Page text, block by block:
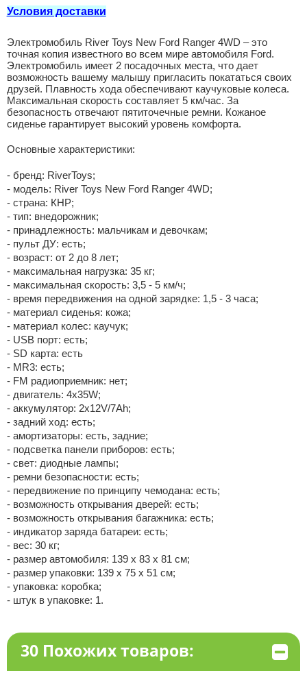
Условия доставки
Электромобиль River Toys New Ford Ranger 4WD – это
точная копия известного во всем мире автомобиля Ford.
Электромобиль имеет 2 посадочных места, что дает
возможность вашему малышу пригласить покататься своих
друзей. Плавность хода обеспечивают каучуковые колеса.
Максимальная скорость составляет 5 км/час. За
безопасность отвечают пятиточечные ремни. Кожаное
сиденье гарантирует высокий уровень комфорта.
Основные характеристики:
- бренд: RiverToys;
- модель: River Toys New Ford Ranger 4WD;
- страна: КНР;
- тип: внедорожник;
- принадлежность: мальчикам и девочкам;
- пульт ДУ: есть;
- возраст: от 2 до 8 лет;
- максимальная нагрузка: 35 кг;
- максимальная скорость: 3,5 - 5 км/ч;
- время передвижения на одной зарядке: 1,5 - 3 часа;
- материал сиденья: кожа;
- материал колес: каучук;
- USB порт: есть;
- SD карта: есть
- MR3: есть;
- FM радиоприемник: нет;
- двигатель: 4x35W;
- аккумулятор: 2х12V/7Аh;
- задний ход: есть;
- амортизаторы: есть, задние;
- подсветка панели приборов: есть;
- свет: диодные лампы;
- ремни безопасности: есть;
- передвижение по принципу чемодана: есть;
- возможность открывания дверей: есть;
- возможность открывания багажника: есть;
- индикатор заряда батареи: есть;
- вес: 30 кг;
- размер автомобиля: 139 х 83 х 81 см;
- размер упаковки: 139 х 75 х 51 см;
- упаковка: коробка;
- штук в упаковке: 1.
30 Похожих товаров: